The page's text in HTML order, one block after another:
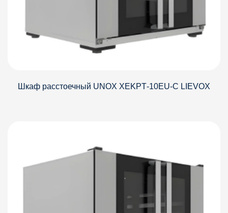
Шкаф расстоечный UNOX XEKPT‑10EU‑C LIEVOX